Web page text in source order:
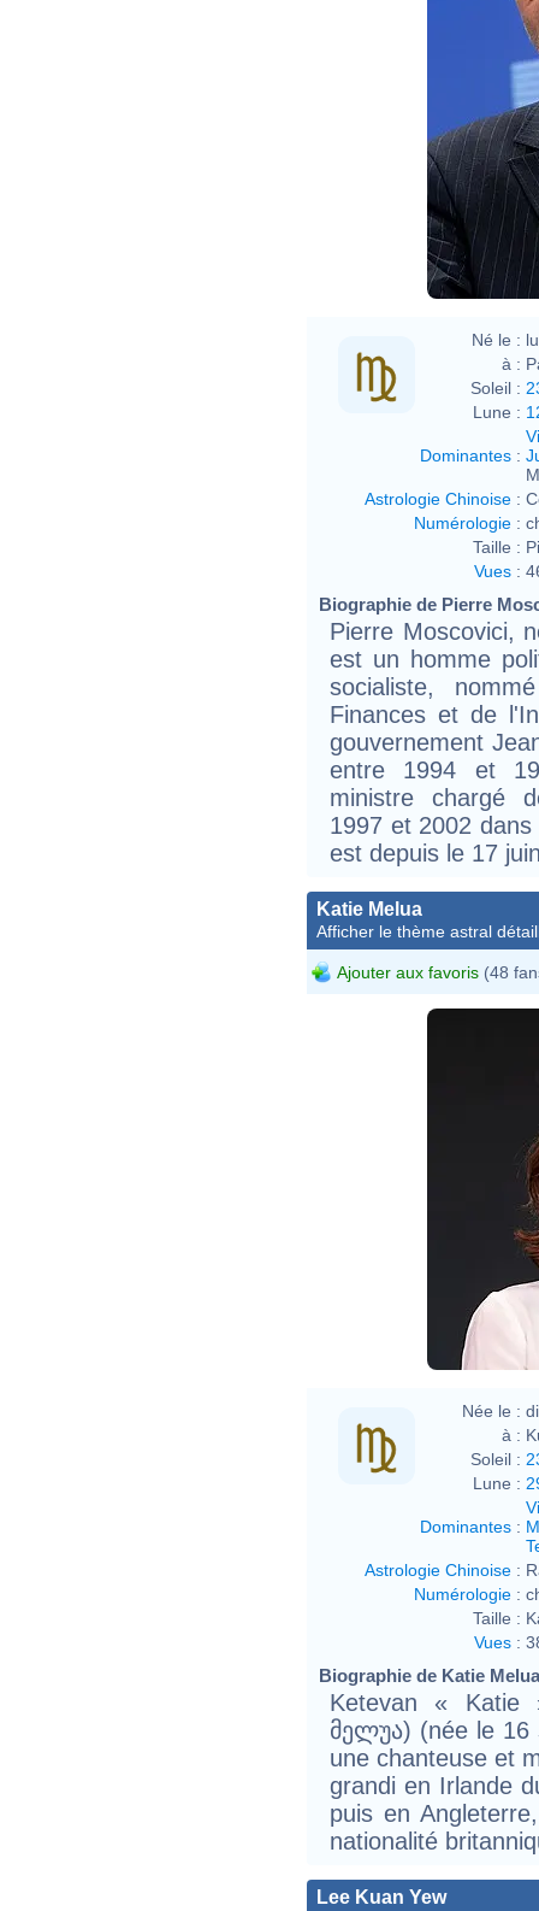
Né le :
à :
Soleil :
Lune :
Dominantes :
Astrologie Chinoise :
Numérologie :
Taille :
Vues :
Biographie de Pierre
Pierre Moscovici,
est un homme
socialiste,
Finances et de
gouvernement
entre 1994 et
ministre chargé
1997 et 2002
est depuis le 17
Katie Melua
Afficher le thème astral
Ajouter aux favoris (48
Née le :
à :
Soleil :
Lune :
Dominantes :
Astrologie Chinoise :
Numérologie :
Taille :
Vues :
Biographie de Katie
Ketevan « Katie
მელუა) (née le 16
une chanteuse et
grandi en Irlande
puis en
nationalité
Lee Kuan Yew